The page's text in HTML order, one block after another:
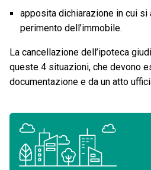
apposita dichiarazione in cui si
perimento dell’immobile.
La cancellazione dell’ipoteca
queste 4 situazioni, che devono
documentazione e da un atto